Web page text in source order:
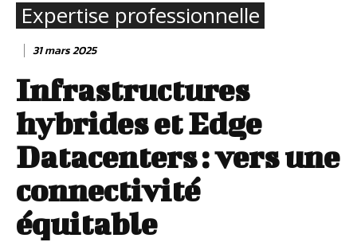
Expertise professionnelle
31 mars 2025
Infrastructures
hybrides et Edge
Datacenters : vers une
connectivité
équitable